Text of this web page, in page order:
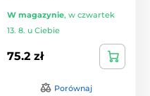
W magazynie, w czwartek
13. 8. u Ciebie
75.2 zł
Porównaj